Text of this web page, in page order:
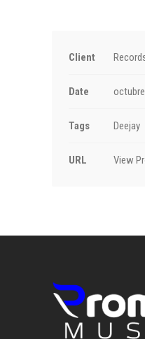
Client
Date octubre
Tags Deejay
URL View